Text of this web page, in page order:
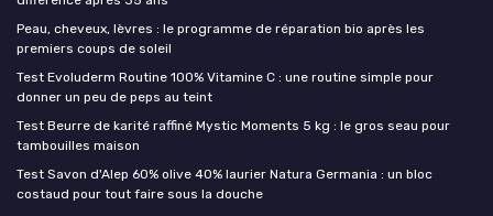
Peau, cheveux, lèvres : le programme de réparation bio après les
premiers coups de soleil
Test Evoluderm Routine 100% Vitamine C : une routine simple pour
donner un peu de peps au teint
Test Beurre de karité raffiné Mystic Moments 5 kg : le gros seau pour
tambouilles maison
Test Savon d'Alep 60% olive 40% laurier Natura Germania : un bloc
costaud pour tout faire sous la douche